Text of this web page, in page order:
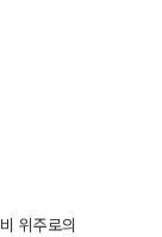
위주로의